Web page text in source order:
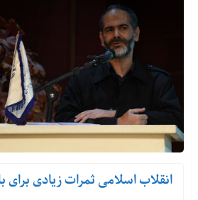
انقلاب اسلامی ثمرات زیادی برای